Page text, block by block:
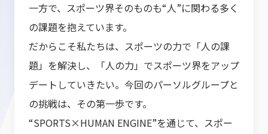
一方で、スポーツ界そのものも“人”に関わる多く
の課題を抱えています。
だからこそ私たちは、スポーツの力で「人の課
題」を解決し、「人の力」でスポーツ界をアップ
デートしていきたい。今回のパーソルグループと
の挑戦は、その第一歩です。
“SPORTS×HUMAN ENGINE”を通じて、スポー